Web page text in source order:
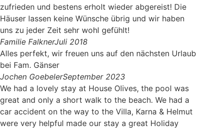
zufrieden und bestens erholt wieder abgereist! Die
Häuser lassen keine Wünsche übrig und wir haben
uns zu jeder Zeit sehr wohl gefühlt!
Familie FalknerJuli 2018
Alles perfekt, wir freuen uns auf den nächsten Urlaub
bei Fam. Gänser
Jochen GoebelerSeptember 2023
We had a lovely stay at House Olives, the pool was
great and only a short walk to the beach. We had a
car accident on the way to the Villa, Karna & Helmut
were very helpful made our stay a great Holiday